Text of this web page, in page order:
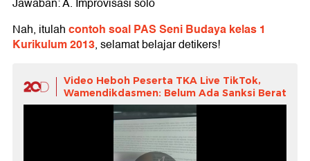
Nah, itulahcontoh soal PAS Seni Budaya kelas 1
Kurikulum 2013, selamat belajar detikers!
Video Heboh Peserta TKA Live TikTok,
Wamendikdasmen: Belum Ada Sanksi Berat